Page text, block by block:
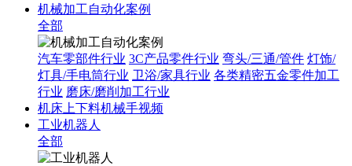
机械加工自动化案例
全部
汽车零部件行业 3C产品零件行业 弯头/三通/管件 灯饰/
灯具/手电筒行业 卫浴/家具行业 各类精密五金零件加工
行业 磨床/磨削加工行业
机床上下料机械手视频
工业机器人
全部